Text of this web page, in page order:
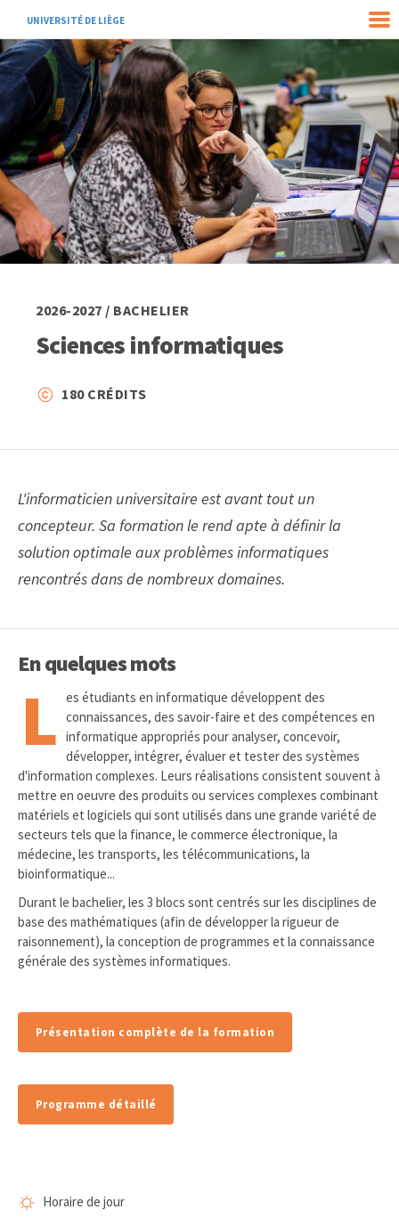
UNIVERSITÉ DE LIÈGE
2026-2027 / BACHELIER
Sciences informatiques
180 CRÉDITS
L'informaticien universitaire est avant tout un
concepteur. Sa formation le rend apte à définir la
solution optimale aux problèmes informatiques
rencontrés dans de nombreux domaines.
En quelques mots
L es étudiants en informatique développent des
connaissances, des savoir-faire et des compétences en
informatique appropriés pour analyser, concevoir,
développer, intégrer, évaluer et tester des systèmes
d'information complexes. Leurs réalisations consistent souvent à
mettre en oeuvre des produits ou services complexes combinant
matériels et logiciels qui sont utilisés dans une grande variété de
secteurs tels que la finance, le commerce électronique, la
médecine, les transports, les télécommunications, la
bioinformatique...
Durant le bachelier, les 3 blocs sont centrés sur les disciplines de
base des mathématiques (afin de développer la rigueur de
raisonnement), la conception de programmes et la connaissance
générale des systèmes informatiques.
Présentation complète de la formation
Programme détaillé
Horaire de jour